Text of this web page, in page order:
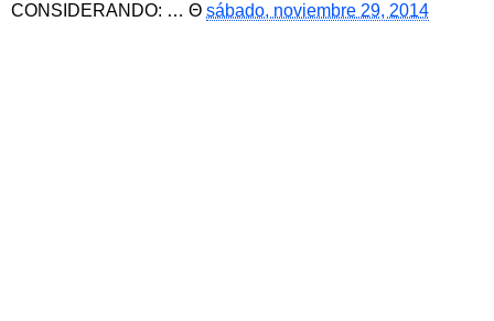
CONSIDERANDO: …
sábado, noviembre 29, 2014